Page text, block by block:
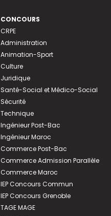
CONCOURS
CRPE
Administration
Animation-Sport
Culture
Juridique
Santé-Social et Médico-Social
Sécurité
Technique
Ingénieur Post-Bac
Ingénieur Maroc
Commerce Post-Bac
Commerce Admission Parallèle
Commerce Maroc
IEP Concours Commun
IEP Concours Grenoble
TAGE MAGE